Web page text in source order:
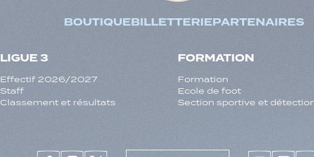
BOUTIQUEBILLETTERIEPARTENAIRES
LIGUE 3
Effectif 2026/2027
Staff
Classement et résultats
FORMATION
Formation
Ecole de foot
Section sportive et